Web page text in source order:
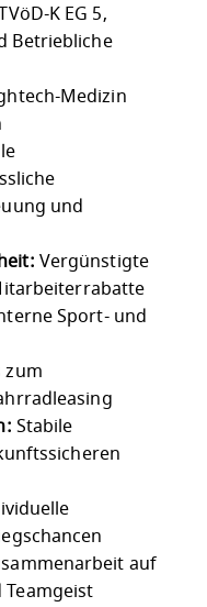
K EG 5,
Betriebliche
Medizin
und
Vergünstigte
Sport- und
zum
Stabile
auf